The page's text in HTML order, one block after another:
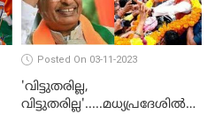
Posted On 03-11-2023
'വിട്ടുതരില്ല,
വിട്ടുതരില്ല'.....മധ്യപ്രദേശില്‍